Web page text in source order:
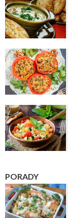
PORADY